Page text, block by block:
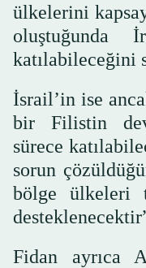
ülkelerini
oluştuğunda
katılabileceğini
İsrail’in ise
bir Filistin
sürece
sorun
bölge ülkeleri
Fidan ayrıca